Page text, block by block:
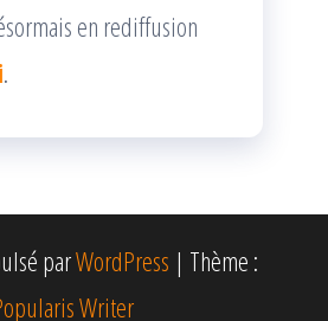
en rediffusion
.
parWordPress | Thème :
Writer